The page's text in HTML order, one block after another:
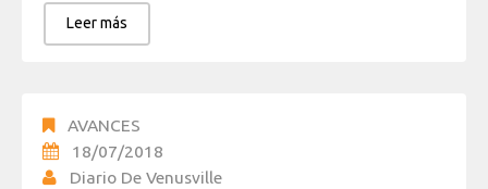
Leer más
AVANCES
18/07/2018
Diario De Venusville